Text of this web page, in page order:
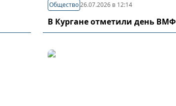
Общество 26.07.2026 в 12:14
В Кургане отметили день ВМФ